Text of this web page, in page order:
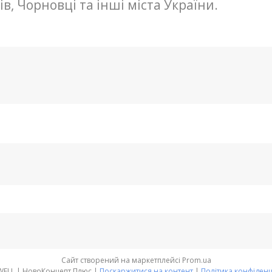
Чорновці та інші міста України.
Сайт створений на маркетплейсі Prom.ua